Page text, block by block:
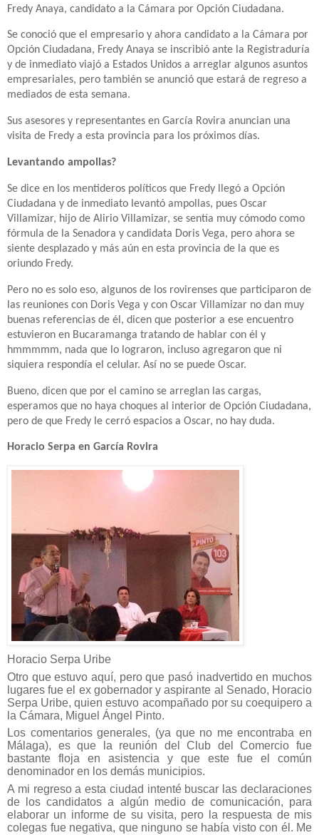
Fredy Anaya, candidato a la Cámara por Opción Ciudadana.
Se conoció que el empresario y ahora candidato a la Cámara por
Opción Ciudadana, Fredy Anaya se inscribió ante la Registraduría
y de inmediato viajó a Estados Unidos a arreglar algunos asuntos
empresariales, pero también se anunció que estará de regreso a
mediados de esta semana.
Sus asesores y representantes en García Rovira anuncian una
visita de Fredy a esta provincia para los próximos días.
Levantando ampollas?
Se dice en los mentideros políticos que Fredy llegó a Opción
Ciudadana y de inmediato levantó ampollas, pues Oscar
Villamizar, hijo de Alirio Villamizar, se sentía muy cómodo como
fórmula de la Senadora y candidata Doris Vega, pero ahora se
siente desplazado y más aún en esta provincia de la que es
oriundo Fredy.
Pero no es solo eso, algunos de los rovirenses que participaron de
las reuniones con Doris Vega y con Oscar Villamizar no dan muy
buenas referencias de él, dicen que posterior a ese encuentro
estuvieron en Bucaramanga tratando de hablar con él y
hmmmmm, nada que lo lograron, incluso agregaron que ni
siquiera respondía el celular. Así no se puede Oscar.
Bueno, dicen que por el camino se arreglan las cargas,
esperamos que no haya choques al interior de Opción Ciudadana,
pero de que Fredy le cerró espacios a Oscar, no hay duda.
Horacio Serpa en García Rovira
Horacio Serpa Uribe
Otro que estuvo aquí, pero que pasó inadvertido en muchos
lugares fue el ex gobernador y aspirante al Senado, Horacio
Serpa Uribe, quien estuvo acompañado por su coequipero a
la Cámara, Miguel Ángel Pinto.
Los comentarios generales, (ya que no me encontraba en
Málaga), es que la reunión del Club del Comercio fue
bastante floja en asistencia y que este fue el común
denominador en los demás municipios.
A mi regreso a esta ciudad intenté buscar las declaraciones
de los candidatos a algún medio de comunicación, para
elaborar un informe de su visita, pero la respuesta de mis
colegas fue negativa, que ninguno se había visto con él. Me